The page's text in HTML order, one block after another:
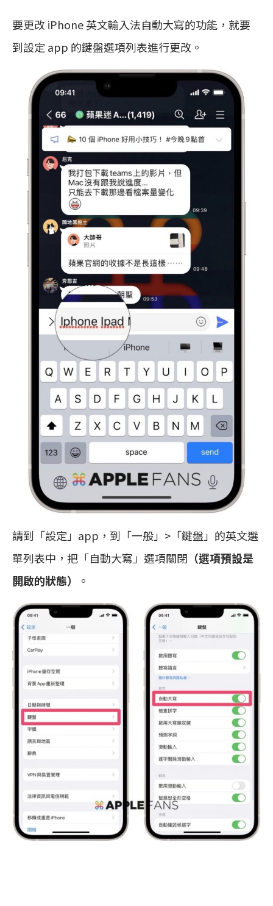
要更改 iPhone 英文輸入法自動大寫的功能，就要
到設定 app 的鍵盤選項列表進行更改。
請到「設定」app，到「一般」>「鍵盤」的英文選
單列表中，把「自動大寫」選項關閉 （選項預設是
開啟的狀態）
。